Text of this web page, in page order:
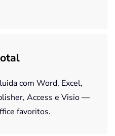
com Word, Excel,
Access e Visio —
favoritos.